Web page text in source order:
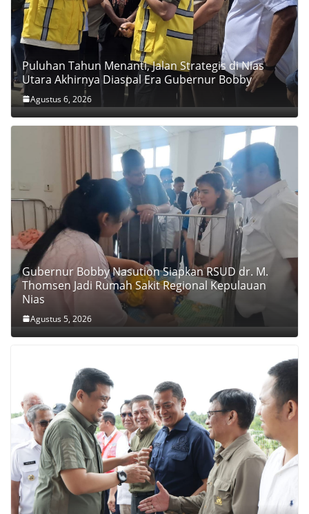
Puluhan Tahun Menanti, Jalan Strategis di Nias
Utara Akhirnya Diaspal Era Gubernur Bobby
Agustus 6, 2026
Gubernur Bobby Nasution Siapkan RSUD dr. M.
Thomsen Jadi Rumah Sakit Regional Kepulauan
Nias
Agustus 5, 2026